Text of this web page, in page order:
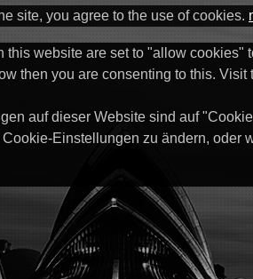
site, you agree to the use of cookies.
this website are set to "allow
then you are consenting to this. Visit
auf dieser Website sind auf
Einstellungen zu ändern,